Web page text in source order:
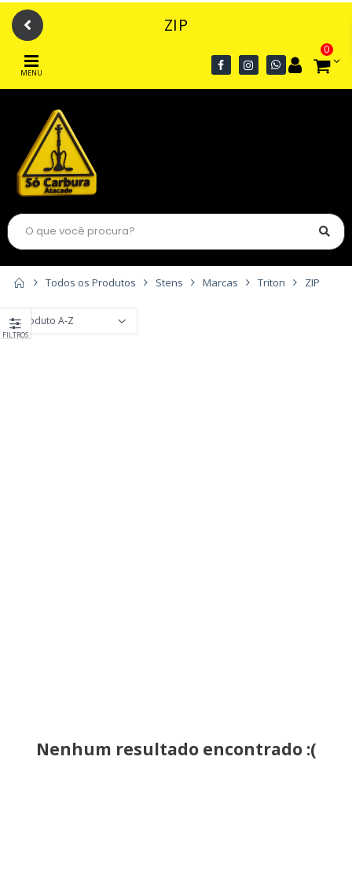
ZIP
MENU
0
Todos os Produtos Stens Marcas Triton ZIP
Nenhum resultado encontrado :(
FILTROS